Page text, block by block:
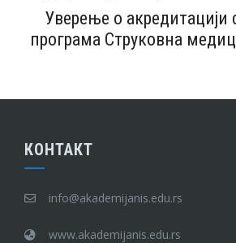
Уверење о акредитацији
програма Струковна
КОНТАКТ
info@akademijanis.edu.rs
www.akademijanis.edu.rs